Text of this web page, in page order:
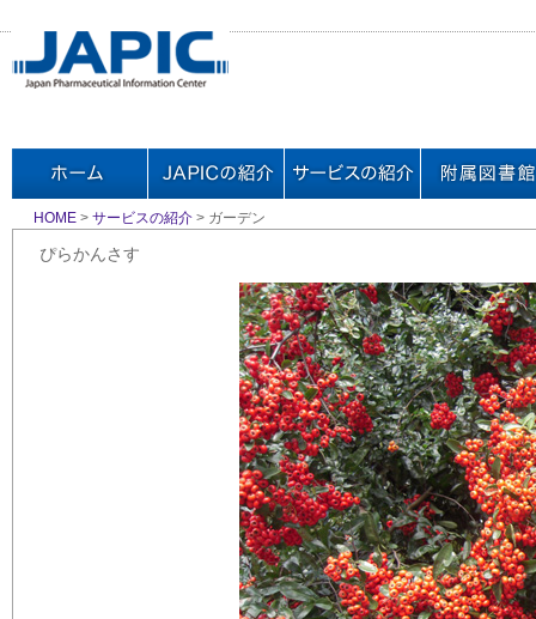
HOME > サービスの紹介 > ガーデン
ぴらかんさす